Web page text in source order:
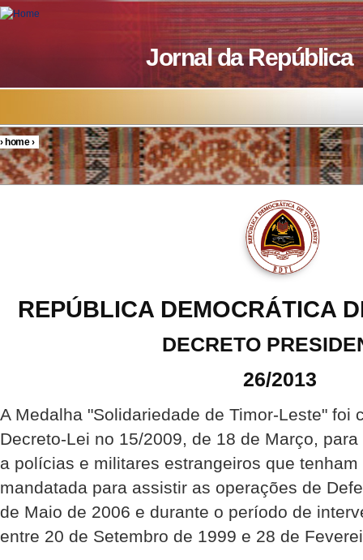
Skip to main content
Jornal da República
You are here
›home›
REPÚBLICA DEMOCRÁTICA
DECRETO
26/2013
A Medalha "Solidariedade de Timor-Leste" foi
Decreto-Lei no 15/2009, de 18 de Março,
a polícias e militares estrangeiros que
mandatada para assistir as operações de
de Maio de 2006 e durante o período de
entre 20 de Setembro de 1999 e 28 de